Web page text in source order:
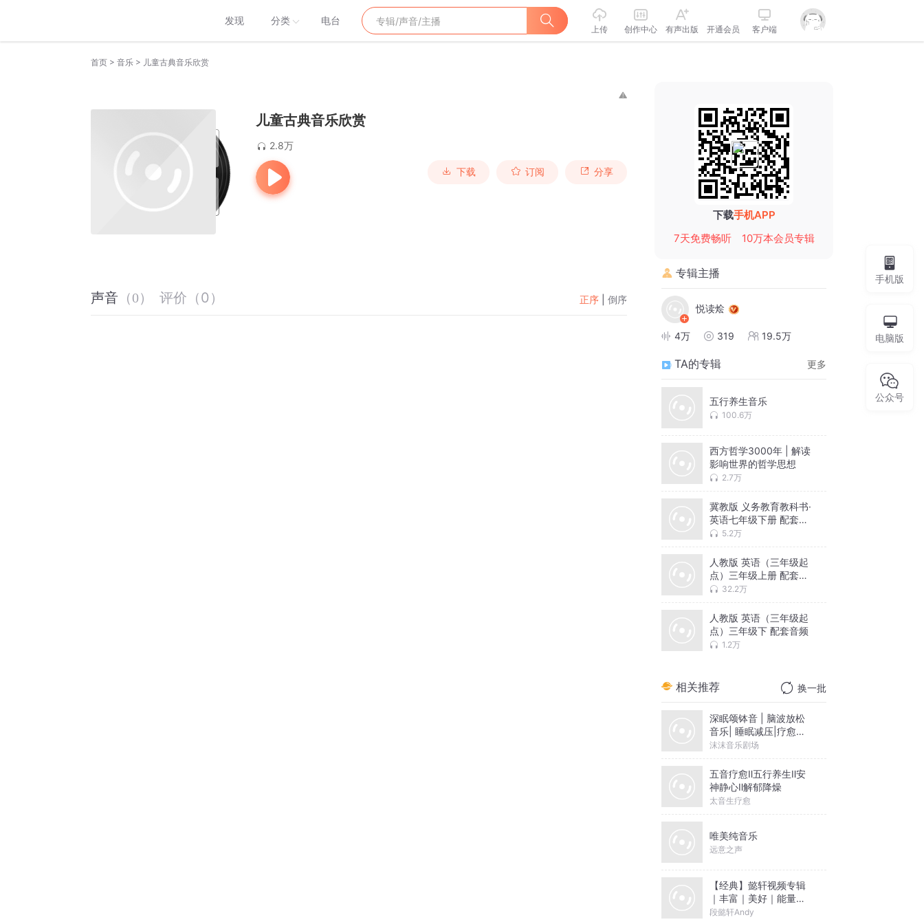
发现 分类 电台
上传 创作中心 有声出版 开通会员 客户端
首页 > 音乐 > 儿童古典音乐欣赏
儿童古典音乐欣赏
2.8万
下载 订阅 分享
声音 （0） 评价 （0 ） 正序 倒序
下载手机APP
7天免费畅听
10万本会员专辑
专辑主播
悦读烩
4万 319 19.5万
TA的专辑 更多
五行养生音乐
100.6万
西方哲学3000年 | 解读
影响世界的哲学思想
2.7万
冀教版 义务教育教科书·
英语七年级下册 配套音
频 5.2万
人教版 英语（三年级起
点）三年级上册 配套音
频 32.2万
人教版 英语（三年级起
点）三年级下 配套音频
1.2万
相关推荐 换一批
深眠颂钵音 | 脑波放松
音乐| 睡眠减压|疗愈冥
想
沫沫音乐剧场
五音疗愈Ⅱ五行养生Ⅱ安
神静心Ⅱ解郁降燥
太音生疗愈
唯美纯音乐
远意之声
【经典】懿轩视频专辑
｜丰富｜美好｜能量｜
创新
段懿轩Andy
手机版
电脑版
公众号